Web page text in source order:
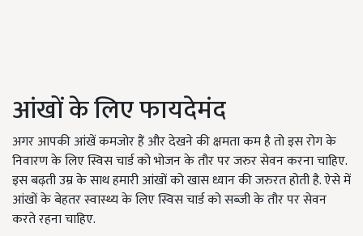
आंखों के लिए फायदेमंद
अगर आपकी आंखें कमजोर हैं और देखने की क्षमता कम है तो इस रोग के
निवारण के लिए स्विस चार्ड को भोजन के तौर पर जरुर सेवन करना चाहिए.
इस बढ़ती उम्र के साथ हमारी आंखों को खास ध्यान की जरुरत होती है. ऐसे में
आंखों के बेहतर स्वास्थ्य के लिए स्विस चार्ड को सब्जी के तौर पर सेवन
करते रहना चाहिए.